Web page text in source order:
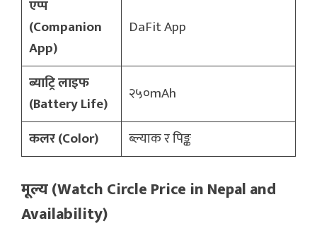
एप्प
(Companion
App)
DaFit App
ब्याट्रि लाइफ
(Battery Life)
२५०mAh
कलर (Color) ब्ल्याक र पिङ्क
मूल्य (Watch Circle Price in Nepal and
Availability)